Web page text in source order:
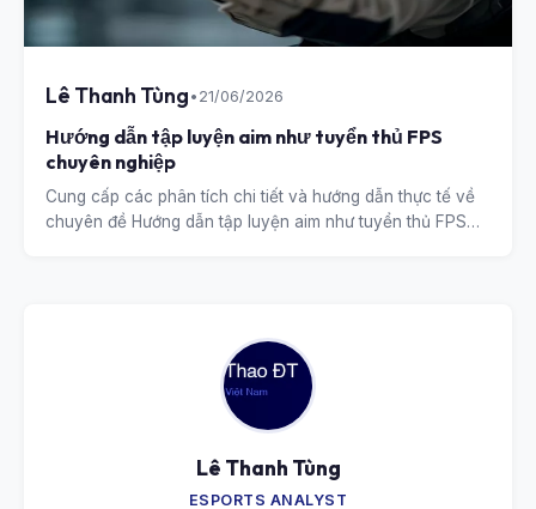
Lê Thanh Tùng • 21/06/2026
Hướng dẫn tập luyện aim như tuyển thủ FPS
chuyên nghiệp
Cung cấp các phân tích chi tiết và hướng dẫn thực tế về
chuyên đề Hướng dẫn tập luyện aim như tuyển thủ FPS
Lê Thanh Tùng
ESPORTS ANALYST